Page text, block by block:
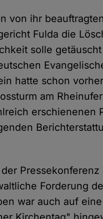
von ihr
Fulda die
solle
hatte schon
am
erschienenen
Forderung
war auch auf